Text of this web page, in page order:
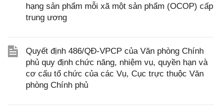
hạng sản phẩm mỗi xã một sản phẩm (OCOP) cấp
trung ương
Quyết định 486/QĐ-VPCP của Văn phòng Chính
phủ quy định chức năng, nhiệm vụ, quyền hạn và
cơ cấu tổ chức của các Vụ, Cục trực thuộc Văn
phòng Chính phủ